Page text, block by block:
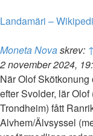
Landamäri –
Moneta Novaskrev: ↑
2 november 2024,
När Olof
efter Svolder, lär
Trondheim) fått
Alvhem/Älvsyssel